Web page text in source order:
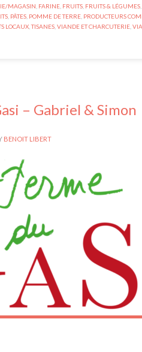
MAGASIN FARINE FRUITS FRUITS & LÉGUMES
PÂTES POMME DE TERRE PRODUCTEURS
LOCAUX ,TISANES VIANDE ET CHARCUTERIE
– Gabriel & Simon
BENOIT LIBERT